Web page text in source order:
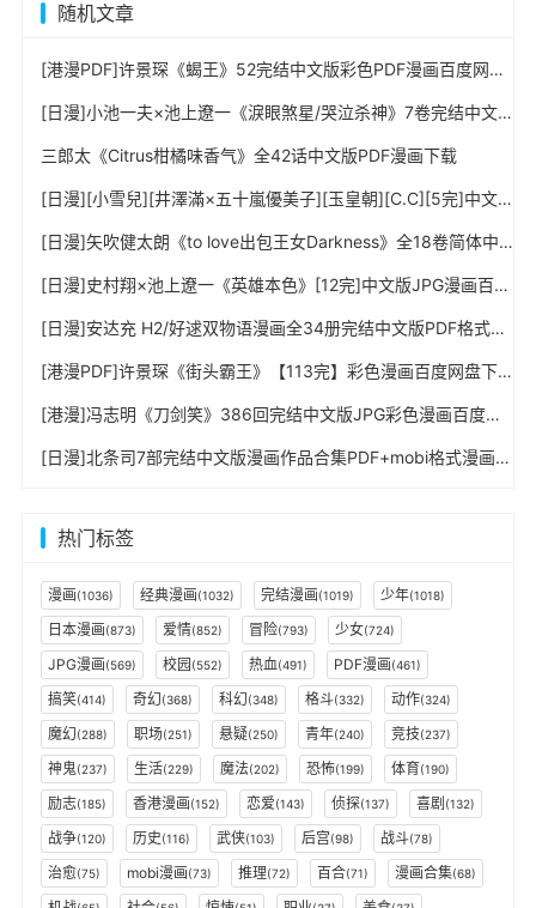
随机文章
[港漫PDF]许景琛《蝎王》52完结中文版彩色PDF漫画百度网盘下载
[日漫]小池一夫×池上遼一《淚眼煞星/哭泣杀神》7卷完结中文版JPG漫画百度云盘下载
三郎太《Citrus柑橘味香气》全42话中文版PDF漫画下载
[日漫][小雪兒][井澤滿×五十嵐優美子][玉皇朝][C.C][5完]中文版JPG漫画百度网盘下载
[日漫]矢吹健太朗《to love出包王女Darkness》全18卷简体中文版超清全彩色PDF漫画百度网盘下载
[日漫]史村翔×池上遼一《英雄本色》[12完]中文版JPG漫画百度网盘下载
[日漫]安达充 H2/好逑双物语漫画全34册完结中文版PDF格式漫画百度云下载 - 漫画吧吧
[港漫PDF]许景琛《街头霸王》【113完】彩色漫画百度网盘下载
[港漫]冯志明《刀剑笑》386回完结中文版JPG彩色漫画百度网盘下载
[日漫]北条司7部完结中文版漫画作品合集PDF+mobi格式漫画下载
热门标签
漫画(1036) 经典漫画(1032) 完结漫画(1019) 少年(1018)
日本漫画(873) 爱情(852) 冒险(793) 少女(724)
JPG漫画(569) 校园 (552) 热血(491) PDF漫画(461)
搞笑(414) 奇幻(368) 科幻(348) 格斗(332) 动作(324)
魔幻(288) 职场(251) 悬疑(250) 青年(240) 竞技(237)
神鬼(237) 生活(229) 魔法(202) 恐怖(199) 体育(190)
励志(185) 香港漫画(152) 恋爱(143) 侦探(137) 喜剧 (132)
战争(120) 历史(116) 武侠(103) 后宫(98) 战斗(78)
治愈(75) mobi漫画(73) 推理(72) 百合(71) 漫画合集(68)